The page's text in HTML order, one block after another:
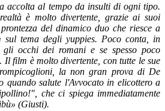
accolta al tempo da insulti di ogni tipo.
è molto divertente, grazie ai suoi
del dinamico duo che riesce a
sul tema degli yuppies. Poco conta, in
occhi dei romani e se spesso poco
film è molto divertente, con tutte le sue
la non gran prova di De
quando salute l'Avvocato in elicottero a
che ci spiega immediatamente
(Giusti).